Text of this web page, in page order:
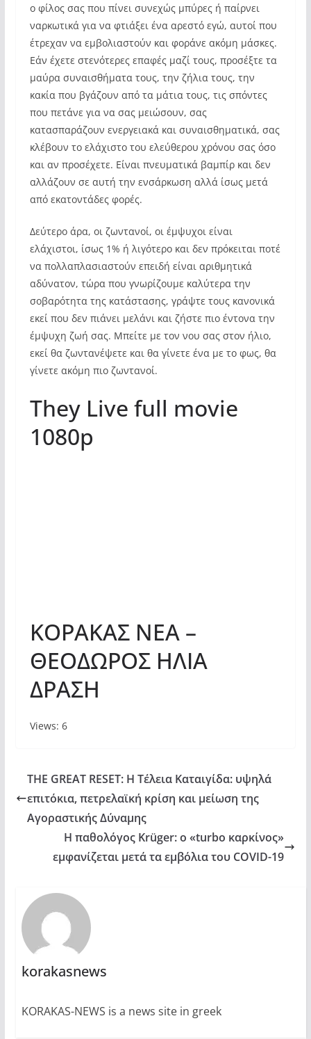
ο φίλος σας που πίνει συνεχώς μπύρες ή παίρνει
ναρκωτικά για να φτιάξει ένα αρεστό εγώ, αυτοί που
έτρεχαν να εμβολιαστούν και φοράνε ακόμη μάσκες.
Εάν έχετε στενότερες επαφές μαζί τους, προσέξτε τα
μαύρα συναισθήματα τους, την ζήλια τους, την
κακία που βγάζουν από τα μάτια τους, τις σπόντες
που πετάνε για να σας μειώσουν, σας
κατασπαράζουν ενεργειακά και συναισθηματικά, σας
κλέβουν το ελάχιστο του ελεύθερου χρόνου σας όσο
και αν προσέχετε. Είναι πνευματικά βαμπίρ και δεν
αλλάζουν σε αυτή την ενσάρκωση αλλά ίσως μετά
από εκατοντάδες φορές.
Δεύτερο άρα, οι ζωντανοί, οι έμψυχοι είναι
ελάχιστοι, ίσως 1% ή λιγότερο και δεν πρόκειται ποτέ
να πολλαπλασιαστούν επειδή είναι αριθμητικά
αδύνατον, τώρα που γνωρίζουμε καλύτερα την
σοβαρότητα της κατάστασης, γράψτε τους κανονικά
εκεί που δεν πιάνει μελάνι και ζήστε πιο έντονα την
έμψυχη ζωή σας. Μπείτε με τον νου σας στον ήλιο,
εκεί θα ζωντανέψετε και θα γίνετε ένα με το φως, θα
γίνετε ακόμη πιο ζωντανοί.
They Live full movie
1080p
ΚΟΡΑΚΑΣ ΝΕΑ –
ΘΕΟΔΩΡΟΣ ΗΛΙΑ
ΔΡΑΣΗ
Views: 6
THE GREAT RESET: Η Τέλεια Καταιγίδα: υψηλά
επιτόκια, πετρελαϊκή κρίση και μείωση της
Αγοραστικής Δύναμης
Η παθολόγος Krüger: ο «turbo καρκίνος»
εμφανίζεται μετά τα εμβόλια του COVID-19
korakasnews
KORAKAS-NEWS is a news site in greek